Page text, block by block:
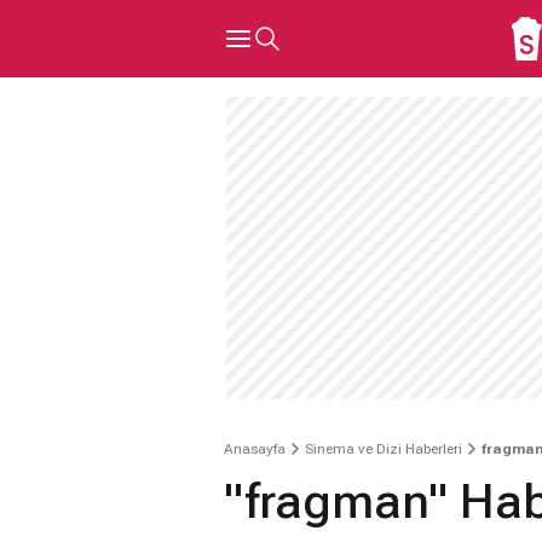
Anasayfa Sinema ve Dizi Haberleri
"fragman"